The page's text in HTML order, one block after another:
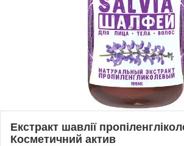
Екстракт шавлії
Косметичний актив